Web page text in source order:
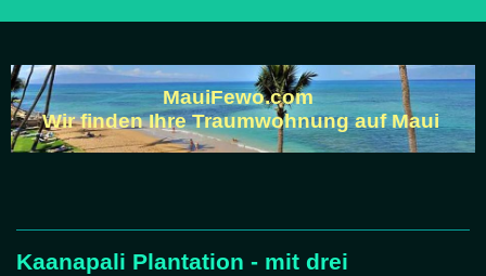
MauiFewo.com
Wir finden Ihre Traumwohnung auf Maui
Kaanapali Plantation - mit drei